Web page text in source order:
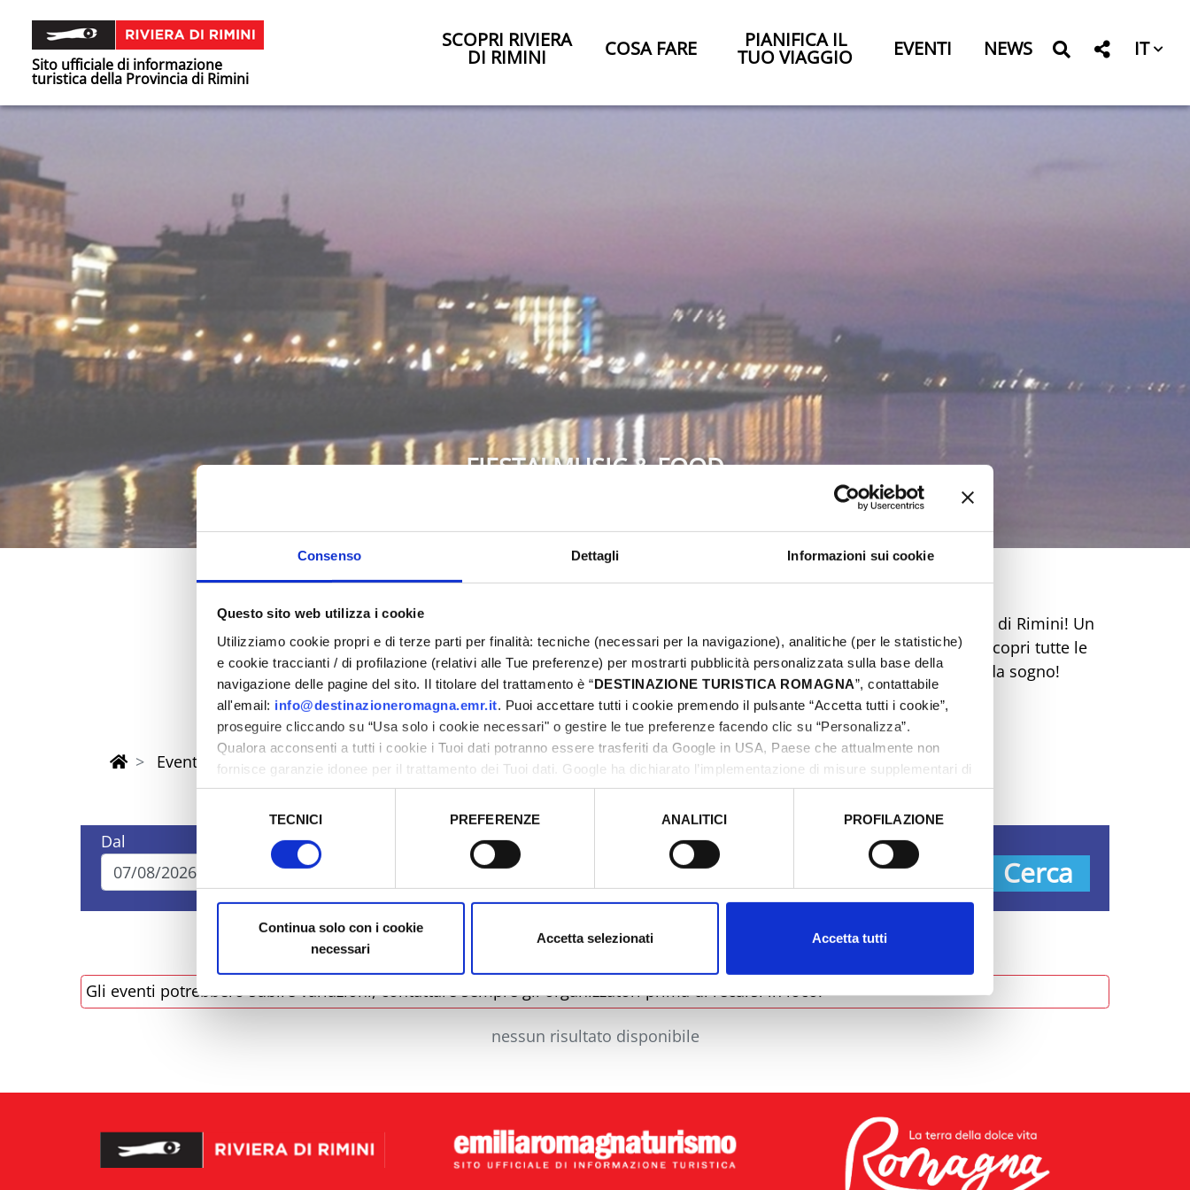
Consenso Dettagli Informazioni sui cookie
Questo sito web utilizza i cookie
Utilizziamo cookie propri e di terze parti per finalità: tecniche (necessari per la navigazione), analitiche (per le statistiche)
e cookie traccianti / di profilazione (relativi alle Tue preferenze) per mostrarti pubblicità personalizzata sulla base della
navigazione delle pagine del sito. Il titolare del trattamento è “DESTINAZIONE TURISTICA ROMAGNA”, contattabile
all'email: info@destinazioneromagna.emr.it. Puoi accettare tutti i cookie premendo il pulsante “Accetta tutti i cookie”,
proseguire cliccando su “Usa solo i cookie necessari" o gestire le tue preferenze facendo clic su “Personalizza”.
Qualora acconsenti a tutti i cookie i Tuoi dati potranno essere trasferiti da Google in USA, Paese che attualmente non
fornisce garanzie idonee per il trattamento dei Tuoi dati. Google ha dichiarato l’implementazione di misure supplementari di
sicurezza a Tutela dei navigatori, che abbiamo valutato essere sufficienti.
TECNICI PREFERENZE ANALITICI PROFILAZIONE
Continua solo con i cookie
necessari
Accetta selezionati Accetta tutti
Sito ufficiale di informazione
turistica della Provincia di Rimini
SCOPRI RIVIERA
DI RIMINI COSA FARE PIANIFICA IL
TUO VIAGGIO EVENTI NEWS IT
FIESTA! MUSIC & FOOD
Pasqua 2026
nella provincia di Rimini
Non perdere l'occasione di vivere una Pasqua indimenticabile sulla Riviera di Rimini! Un
weekend ricco di eventi, sport, street food, musica e mercatini ti aspetta. Scopri tutte le
proposte e preparati a vivere emozioni uniche. Prenota ora la tua Pasqua da sogno!
Eventi di Pasqua Riviera Rimini
Dal A Comune
Cerca
Gli eventi potrebbero subire variazioni, contattare sempre gli organizzatori prima di recarsi in loco.
nessun risultato disponibile